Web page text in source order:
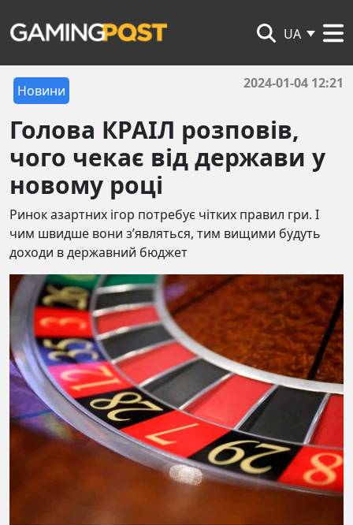
UA
Новини 2024-01-04 12:21
Голова КРАІЛ розповів,
чого чекає від держави у
новому році
Ринок азартних ігор потребує чітких правил гри. І
чим швидше вони з’являться, тим вищими будуть
доходи в державний бюджет